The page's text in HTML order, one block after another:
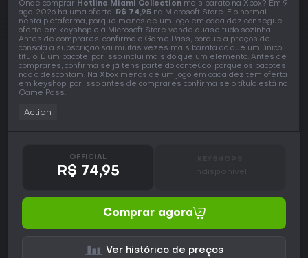
Onde comprar Hotline Miami Collection mais barato na Xbox? Em 9
ago. 2026 há uma oferta, R$ 74,95 na Microsoft Store. É o normal
nesta plataforma, porque menos de um jogo em cada dez consegue
oferta em keyshop e a Microsoft Store vende quase tudo sozinha.
Antes de comprares, confirma o Game Pass, porque a preços de
consola a subscrição sai muitas vezes mais barata do que um único
título. É um pacote, por isso inclui mais do que um elemento. Antes de
comprares, confirma se já tens parte do conteúdo, porque os pacotes
não o descontam. Na Xbox menos de um jogo em cada dez tem oferta
em keyshop, por isso antes de comprares confirma se o título está no
Game Pass.
Action
OFFICIAL
R$ 74,95 Indisponível
Comprar agora
Ver histórico de preços